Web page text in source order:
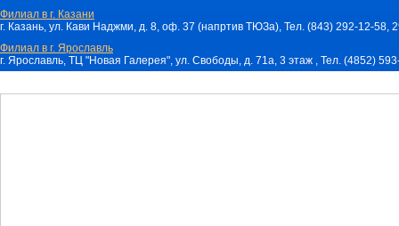
Филиал в г. Казани
г. Казань, ул. Кави Наджми, д. 8, оф. 37 (напртив ТЮЗа), Тел. (843) 292-12-
Филиал в г. Ярославль
г. Ярославль, ТЦ "Новая Галерея", ул. Свободы, д. 71a, 3 этаж , Тел. (4852)